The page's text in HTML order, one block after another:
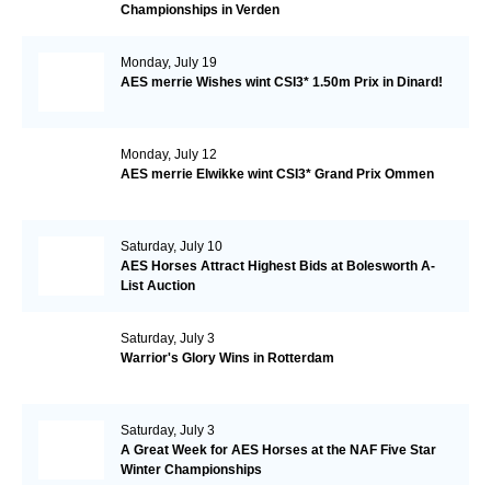
Championships in Verden
Monday, July 19
AES merrie Wishes wint CSI3* 1.50m Prix in Dinard!
Monday, July 12
AES merrie Elwikke wint CSI3* Grand Prix Ommen
Saturday, July 10
AES Horses Attract Highest Bids at Bolesworth A-
List Auction
Saturday, July 3
Warrior's Glory Wins in Rotterdam
Saturday, July 3
A Great Week for AES Horses at the NAF Five Star
Winter Championships